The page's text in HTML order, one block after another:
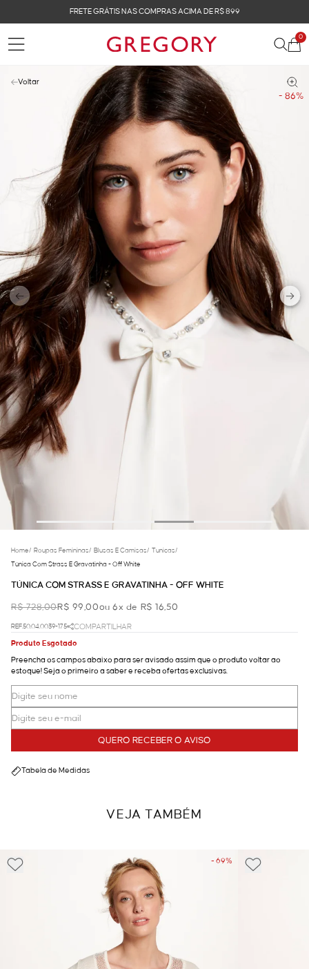
FRETE GRÁTIS NAS COMPRAS ACIMA DE R$ 899
0
- 86%
Voltar
Home/ Roupas Femininas/ Blusas E Camisas/ Tunicas/
Túnica Com Strass E Gravatinha - Off White
TÚNICA COM STRASS E GRAVATINHA - OFF WHITE
R$ 728,00R$ 99,00ou 6x de R$ 16,50
REF.50.04.0039-175
COMPARTILHAR
Produto Esgotado
Preencha os campos abaixo para ser avisado assim que o produto voltar ao
estoque! Seja o primeiro a saber e receba ofertas exclusivas.
QUERO RECEBER O AVISO
Tabela de Medidas
VEJA TAMBÉM
- 69%